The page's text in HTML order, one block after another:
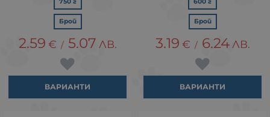
Брой
2.59 € / 5.07 ЛВ.
ВАРИАНТИ
Брой
3.19 € / 6.24 ЛВ.
ВАРИАНТИ